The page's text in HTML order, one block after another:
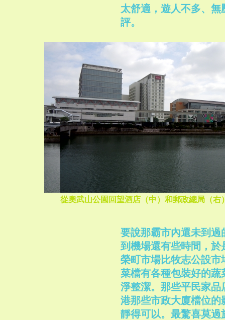
太舒適，遊人不多、
評。
從奧武山公園回望酒店（中）和郵政總局（右
要說那霸市內還未到
到機場還有些時間，
榮町市場比牧志公設
菜檔有各種包裝好的
淨整潔。那些平民家
港那些市政大廈檔位
靜得可以。最驚喜莫